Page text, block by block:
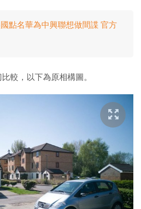
國點名華為中興聯想做間諜 官方
較，以下為原相構圖。